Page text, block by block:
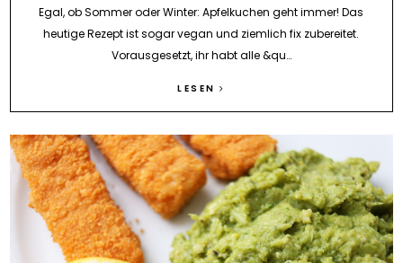
Egal, ob Sommer oder Winter: Apfelkuchen geht immer! Das
heutige Rezept ist sogar vegan und ziemlich fix zubereitet.
Vorausgesetzt, ihr habt alle &qu…
LESEN